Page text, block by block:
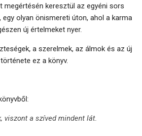
megértésén keresztül az egyéni sors
egy olyan önismereti úton, ahol a karma
új értelmeket nyer.
a szerelmek, az álmok és az új
ez a könyv.
viszont a szíved mindent lát.